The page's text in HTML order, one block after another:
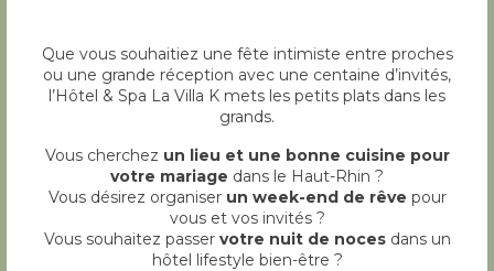
Que vous souhaitiez une fête intimiste entre proches
ou une grande réception avec une centaine d’invités,
l’Hôtel & Spa La Villa K mets les petits plats dans les
grands.
Vous cherchez un lieu et une bonne cuisine pour
votre mariage dans le Haut-Rhin ?
Vous désirez organiser un week-end de rêve pour
vous et vos invités ?
Vous souhaitez passervotre nuit de nocesdans un
hôtel lifestyle bien-être ?